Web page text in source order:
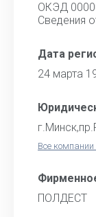
ОКЭД
Cведения
Дата
24 марта
Все компании
ПОЛДЕСТ